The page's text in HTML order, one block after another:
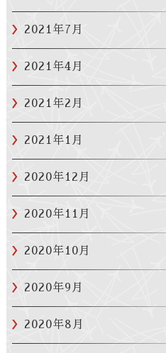
2021年7月
2021年4月
2021年2月
2021年1月
2020年12月
2020年11月
2020年10月
2020年9月
2020年8月